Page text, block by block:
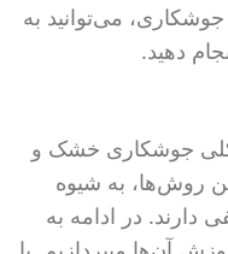
می‌توانید به
دهید.
جوشکاری خشک و
روش‌ها، به شیوه
دارند. در ادامه به